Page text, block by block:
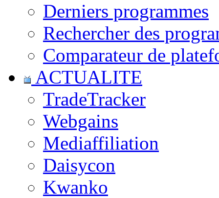
Derniers programmes
Rechercher des
Comparateur de
ACTUALITE
TradeTracker
Webgains
Mediaffiliation
Daisycon
Kwanko